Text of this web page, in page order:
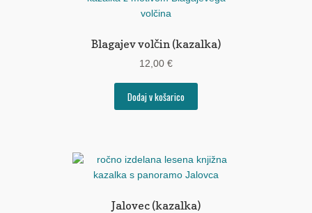
Blagajev volčin (kazalka)
12,00 €
Dodaj v košarico
Jalovec (kazalka)